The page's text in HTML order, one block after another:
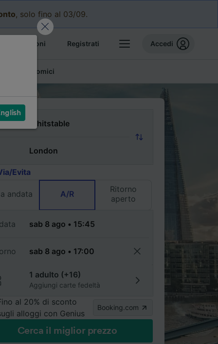
, solo fino al 03/09.
prenotazioni Registrati Accedi
economici
Evita
andata A/R
Ritorno
aperto
1 adulto (+16)
Aggiungi carte fedeltà
al 20% di sconto
alloggi con Genius
Booking.com
Cerca il miglior prezzo